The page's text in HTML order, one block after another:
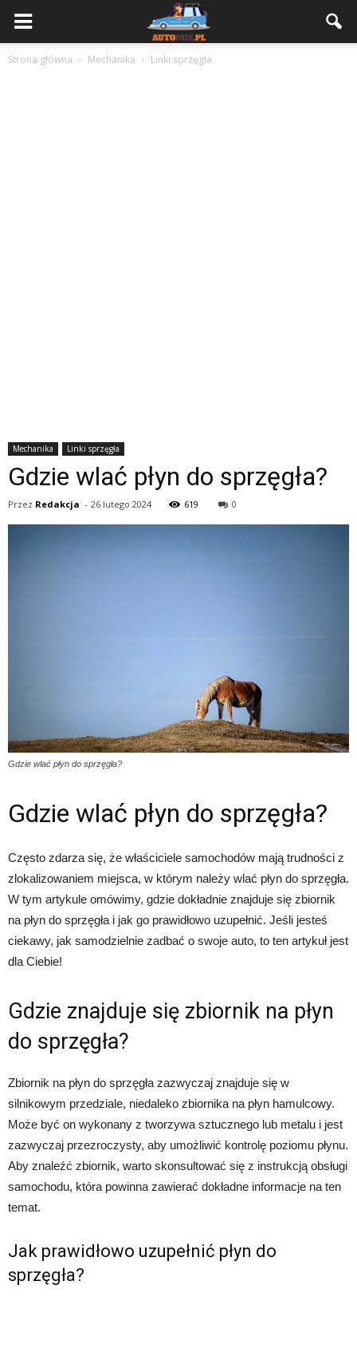
Strona główna Mechanika Linki sprzęgła
Mechanika Linki sprzęgła
Gdzie wlać płyn do sprzęgła?
Przez Redakcja - 26 lutego 2024 619 0
Gdzie wlać płyn do sprzęgła?
Gdzie wlać płyn do sprzęgła?
Często zdarza się, że właściciele samochodów mają trudności z
zlokalizowaniem miejsca, w którym należy wlać płyn do sprzęgła.
W tym artykule omówimy, gdzie dokładnie znajduje się zbiornik
na płyn do sprzęgła i jak go prawidłowo uzupełnić. Jeśli jesteś
ciekawy, jak samodzielnie zadbać o swoje auto, to ten artykuł jest
dla Ciebie!
Gdzie znajduje się zbiornik na płyn
do sprzęgła?
Zbiornik na płyn do sprzęgła zazwyczaj znajduje się w
silnikowym przedziale, niedaleko zbiornika na płyn hamulcowy.
Może być on wykonany z tworzywa sztucznego lub metalu i jest
zazwyczaj przezroczysty, aby umożliwić kontrolę poziomu płynu.
Aby znaleźć zbiornik, warto skonsultować się z instrukcją obsługi
samochodu, która powinna zawierać dokładne informacje na ten
temat.
Jak prawidłowo uzupełnić płyn do
sprzęgła?